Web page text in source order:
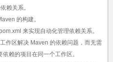
赖关系。
的构建。
来实现自动化管理依赖关系。
作区解决 Maven 的依赖问题，而无需
赖的项目在同一个工作区。